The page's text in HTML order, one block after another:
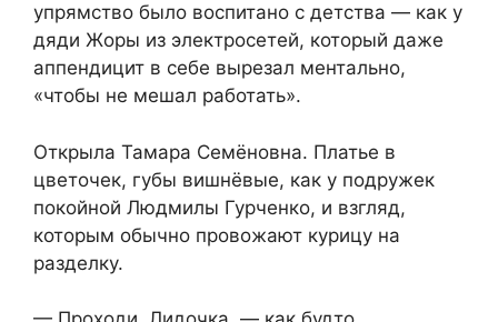
упрямство было воспитано с детства — как у
дяди Жоры из электросетей, который даже
аппендицит в себе вырезал ментально,
«чтобы не мешал работать».
Открыла Тамара Семёновна. Платье в
цветочек, губы вишнёвые, как у подружек
покойной Людмилы Гурченко, и взгляд,
которым обычно провожают курицу на
разделку.